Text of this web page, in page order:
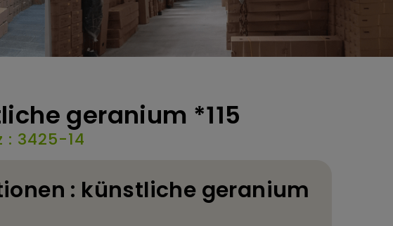
geranium *115
: 3425-14
: künstliche geranium